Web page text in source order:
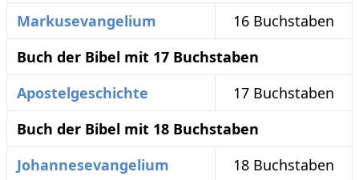
Markusevangelium
16 Buchstaben
Buch der Bibel mit 17 Buchstaben
Apostelgeschichte
17 Buchstaben
Buch der Bibel mit 18 Buchstaben
Johannesevangelium
18 Buchstaben